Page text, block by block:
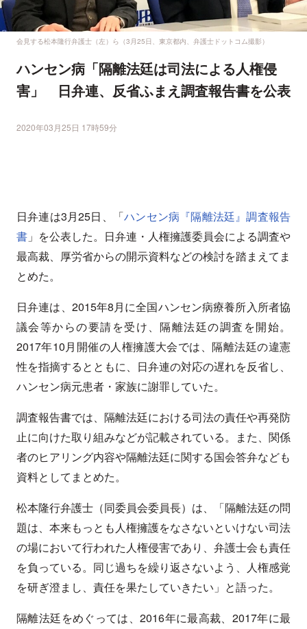
会見する松本隆行弁護士（左）ら（3月25日、東京都内、弁護士ドットコム撮影）
ハンセン病「隔離法廷は司法による人権侵
害」 日弁連、反省ふまえ調査報告書を公表
2020年03月25日 17時59分
日弁連は3月25日、「ハンセン病『隔離法廷』調査報告
書 」を公表した。日弁連・人権擁護委員会による調査や
最高裁、厚労省からの開示資料などの検討を踏まえてま
とめた。
日弁連は、2015年8月に全国ハンセン病療養所入所者協
議会等からの要請を受け、隔離法廷の調査を開始。
2017年10月開催の人権擁護大会では、隔離法廷の違憲
性を指摘するとともに、日弁連の対応の遅れを反省し、
ハンセン病元患者・家族に謝罪していた。
調査報告書では、隔離法廷における司法の責任や再発防
止に向けた取り組みなどが記載されている。また、関係
者のヒアリング内容や隔離法廷に関する国会答弁なども
資料としてまとめた。
松本隆行弁護士（同委員会委員長）は、「隔離法廷の問
題は、本来もっとも人権擁護をなさないといけない司法
の場において行われた人権侵害であり、弁護士会も責任
を負っている。同じ過ちを繰り返さないよう、人権感覚
を研ぎ澄まし、責任を果たしていきたい」と語った。
隔離法廷をめぐっては、2016年に最高裁、2017年に最